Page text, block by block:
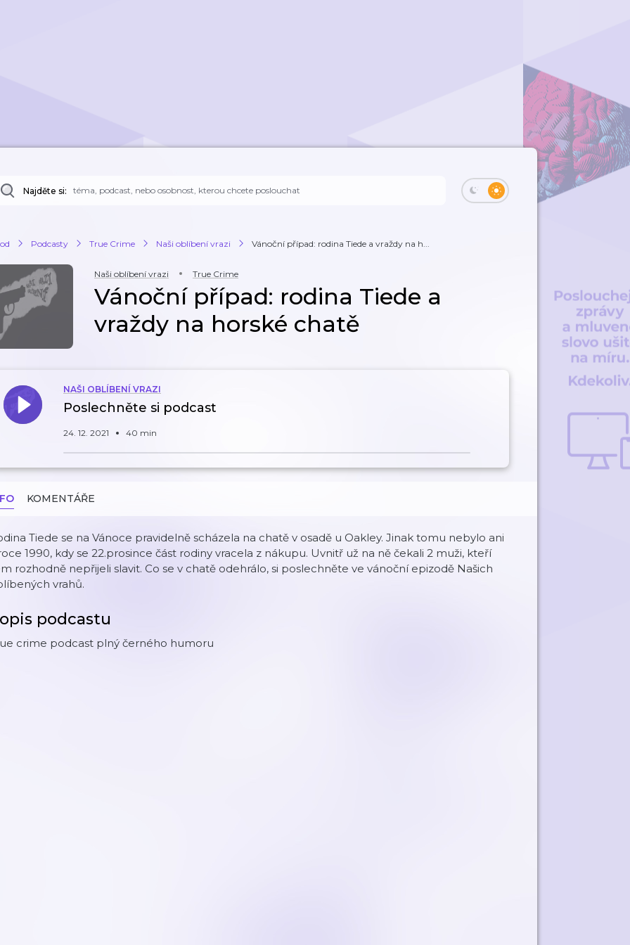
Najděte si:
Podcasty True Crime Naši oblíbení vrazi Vánoční případ: rodina Tiede a vraždy na h...
Naši oblíbení vrazi True Crime
Vánoční případ: rodina Tiede a
vraždy na horské chatě
NAŠI OBLÍBENÍ VRAZI
Poslechněte si podcast
24. 12. 2021 40 min
KOMENTÁŘE
Tiede se na Vánoce pravidelně scházela na chatě v osadě u Oakley. Jinak tomu nebylo ani
1990, kdy se 22.prosince část rodiny vracela z nákupu. Uvnitř už na ně čekali 2 muži, kteří
rozhodně nepřijeli slavit. Co se v chatě odehrálo, si poslechněte ve vánoční epizodě Našich
vrahů.
podcastu
crime podcast plný černého humoru